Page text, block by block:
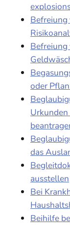
oder
das
ausstellen
Bei
Beihilfe